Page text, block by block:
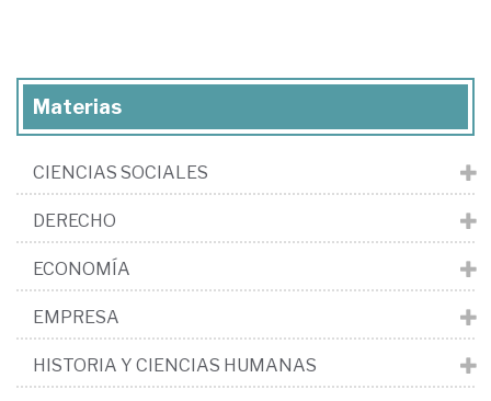
Materias
CIENCIAS SOCIALES
DERECHO
ECONOMÍA
EMPRESA
HISTORIA Y CIENCIAS HUMANAS